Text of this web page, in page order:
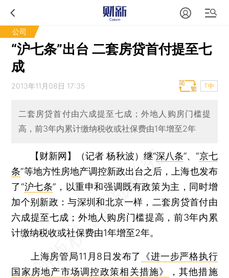
公司
“沪七条”出台 二套房贷首付提至七
成
2013年11月08日 17:35 T中
二套房贷首付由六成提至七成；外地人购房门槛提
高，前3年内累计缴纳税收或社保费由1年增至2年
【财新网】（记者 杨秋波） 继“深八条”、“京七
条”等地方性房地产调控新政出台之后，上海也发布
了“沪七条”，以重申和强调既有政策为主，同时增
加个别新政：与深圳和北京一样，二套房贷首付由
六成提至七成；外地人购房门槛提高，前3年内累
计缴纳税收或社保费由1年增至2年。
上海房管局11月8日发布了
《进一步严格执行
国家房地产市场调控政策相关措施》
，其他措施